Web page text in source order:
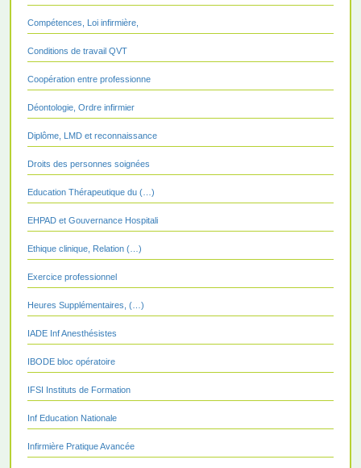
Compétences, Loi infirmière,
Conditions de travail QVT
Coopération entre professionne
Déontologie, Ordre infirmier
Diplôme, LMD et reconnaissance
Droits des personnes soignées
Education Thérapeutique du (…)
EHPAD et Gouvernance Hospitali
Ethique clinique, Relation (…)
Exercice professionnel
Heures Supplémentaires, (…)
IADE Inf Anesthésistes
IBODE bloc opératoire
IFSI Instituts de Formation
Inf Education Nationale
Infirmière Pratique Avancée